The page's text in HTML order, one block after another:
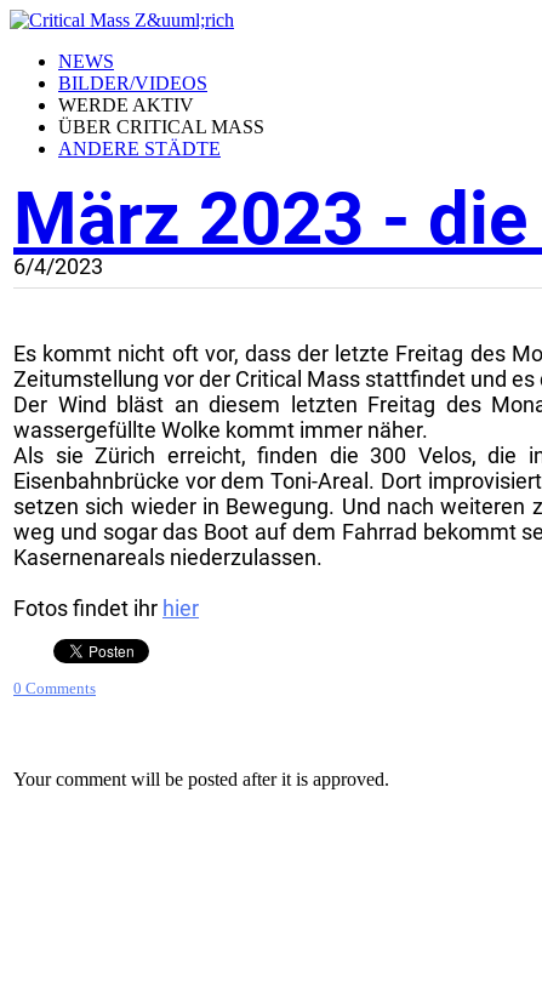
NEWS
BILDER/VIDEOS
WERDE AKTIV
ÜBER CRITICAL MASS
ANDERE STÄDTE
März 2023 -
6/4/2023
Es kommt nicht oft vor, dass der letzte Freitag des
Zeitumstellung vor der Critical Mass stattfindet und
Der Wind bläst an diesem letzten Freitag des
wassergefüllte Wolke kommt immer näher.
Als sie Zürich erreicht, finden die 300 Velos, die
Eisenbahnbrücke vor dem Toni-Areal. Dort
setzen sich wieder in Bewegung. Und nach
weg und sogar das Boot auf dem Fahrrad bekommt
Kasernenareals niederzulassen.
Fotos findet ihr hier
0 Comments
Your comment will be posted after it is approved.